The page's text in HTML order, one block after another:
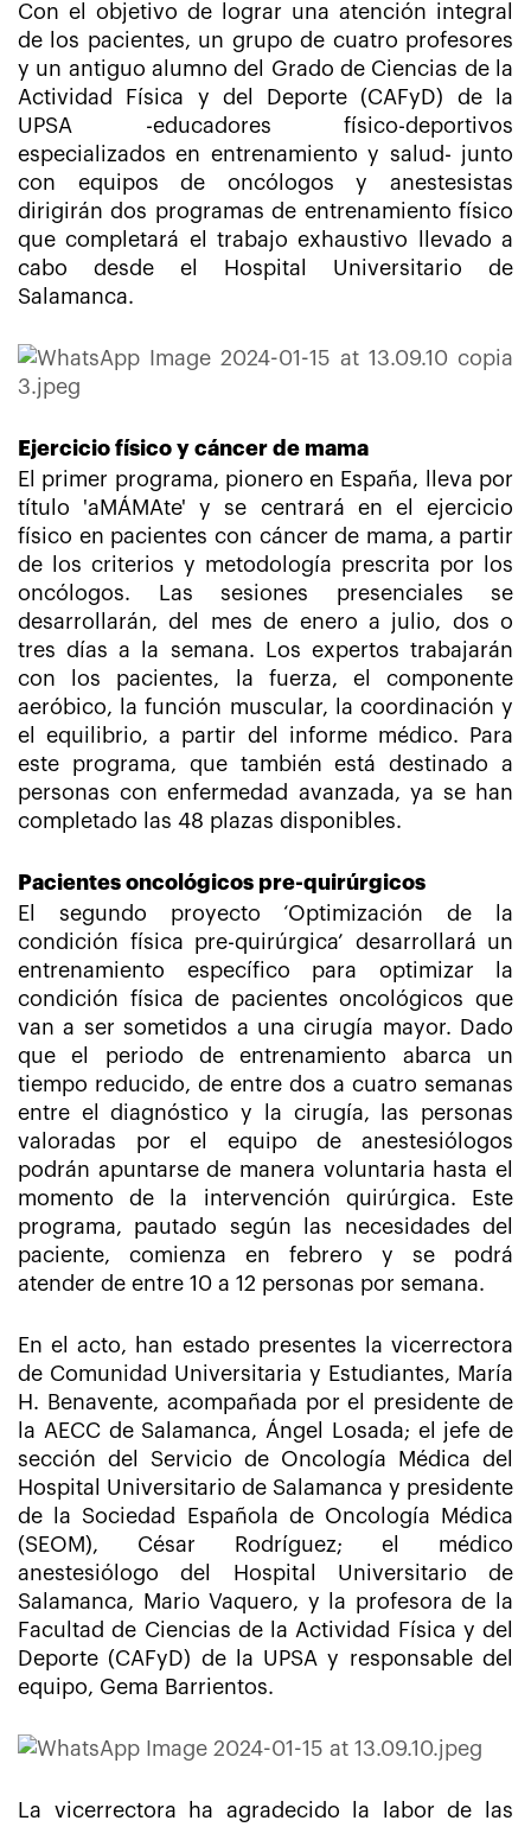
Con el objetivo de lograr una atención integral
de los pacientes, un grupo de cuatro profesores
y un antiguo alumno del Grado de Ciencias de la
Actividad Física y del Deporte (CAFyD) de la
UPSA -educadores físico-deportivos
especializados en entrenamiento y salud- junto
con equipos de oncólogos y anestesistas
dirigirán dos programas de entrenamiento físico
que completará el trabajo exhaustivo llevado a
cabo desde el Hospital Universitario de
Salamanca.
Ejercicio físico y cáncer de mama
El primer programa, pionero en España, lleva por
título 'aMÁMAte' y se centrará en el ejercicio
físico en pacientes con cáncer de mama, a partir
de los criterios y metodología prescrita por los
oncólogos. Las sesiones presenciales se
desarrollarán, del mes de enero a julio, dos o
tres días a la semana. Los expertos trabajarán
con los pacientes, la fuerza, el componente
aeróbico, la función muscular, la coordinación y
el equilibrio, a partir del informe médico. Para
este programa, que también está destinado a
personas con enfermedad avanzada, ya se han
completado las 48 plazas disponibles.
Pacientes oncológicos pre-quirúrgicos
El segundo proyecto ‘Optimización de la
condición física pre-quirúrgica’ desarrollará un
entrenamiento específico para optimizar la
condición física de pacientes oncológicos que
van a ser sometidos a una cirugía mayor. Dado
que el periodo de entrenamiento abarca un
tiempo reducido, de entre dos a cuatro semanas
entre el diagnóstico y la cirugía, las personas
valoradas por el equipo de anestesiólogos
podrán apuntarse de manera voluntaria hasta el
momento de la intervención quirúrgica. Este
programa, pautado según las necesidades del
paciente, comienza en febrero y se podrá
atender de entre 10 a 12 personas por semana.
En el acto, han estado presentes la vicerrectora
de Comunidad Universitaria y Estudiantes, María
H. Benavente, acompañada por el presidente de
la AECC de Salamanca, Ángel Losada; el jefe de
sección del Servicio de Oncología Médica del
Hospital Universitario de Salamanca y presidente
de la Sociedad Española de Oncología Médica
(SEOM), César Rodríguez; el médico
anestesiólogo del Hospital Universitario de
Salamanca, Mario Vaquero, y la profesora de la
Facultad de Ciencias de la Actividad Física y del
Deporte (CAFyD) de la UPSA y responsable del
equipo, Gema Barrientos.
La vicerrectora ha agradecido la labor de las